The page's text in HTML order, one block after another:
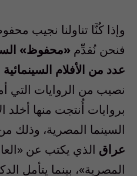
وإذا كُنَّا تناولنا نجيب
فنحن نُقدِّم «محفوظ»
عدد من الأفلام
نصيب من الروايات التي
بروايات أُنتجت منها أخلد
السينما المصرية، وذلك
عراق الذي يكتب عن
المصرية»، بينما يتأمل